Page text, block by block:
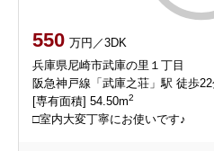
550 万円／3DK
兵庫県尼崎市武庫の里１丁目
阪急神戸線「武庫之荘」駅 徒歩
[専有面積] 54.50m2
□室内大変丁寧にお使いです♪